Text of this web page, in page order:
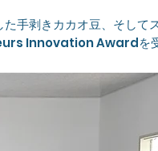
手剥きカカオ豆、そして
Innovation Awardを